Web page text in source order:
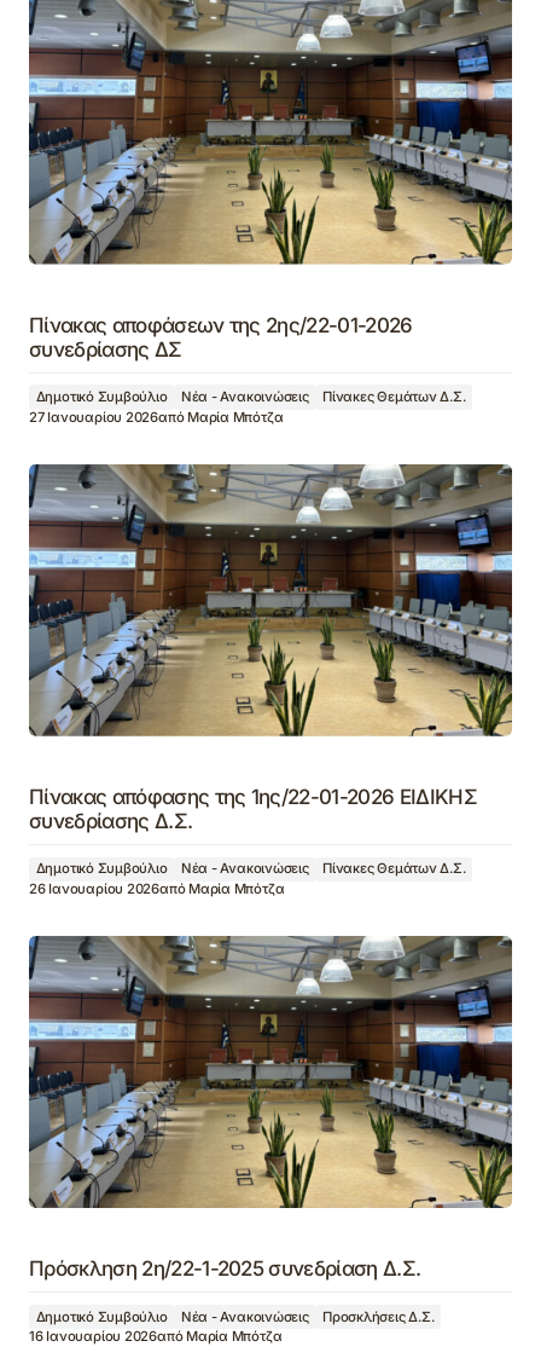
Πίνακας αποφάσεων της 2ης/22-01-2026
συνεδρίασης ΔΣ
Δημοτικό Συμβούλιο Νέα - Ανακοινώσεις
Πίνακες Θεμάτων Δ.Σ.
27 Ιανουαρίου 2026από Μαρία Μπότζα
Πίνακας απόφασης της 1ης/22-01-2026 ΕΙΔΙΚΗΣ
συνεδρίασης Δ.Σ.
Δημοτικό Συμβούλιο Νέα - Ανακοινώσεις
Πίνακες Θεμάτων Δ.Σ.
26 Ιανουαρίου 2026από Μαρία Μπότζα
Πρόσκληση 2η/22-1-2025 συνεδρίαση Δ.Σ.
Δημοτικό Συμβούλιο Νέα - Ανακοινώσεις
Προσκλήσεις Δ.Σ.
16 Ιανουαρίου 2026από Μαρία Μπότζα